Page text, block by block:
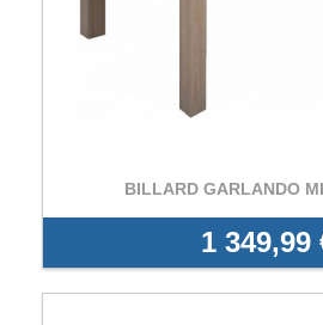
BILLARD GARLANDO
1 349,99